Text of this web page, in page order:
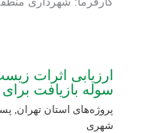
ارزیابی اثرات
سوله بازیافت برای
پروژه‌های استان تهران,
شهری